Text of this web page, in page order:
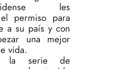
les
permiso para
a su país y con
una mejor
vida.
la serie de